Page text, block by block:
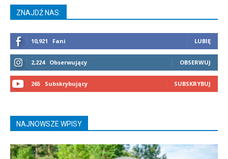
ZNAJDŹ NAS:
10,921 Fani LUBIĘ
2,224 Obserwujący OBSERWUJ
265 Subskrybujący SUBSKRYBUJ
NAJNOWSZE WPISY